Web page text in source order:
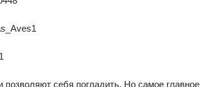
себя погладить. Но самое главное